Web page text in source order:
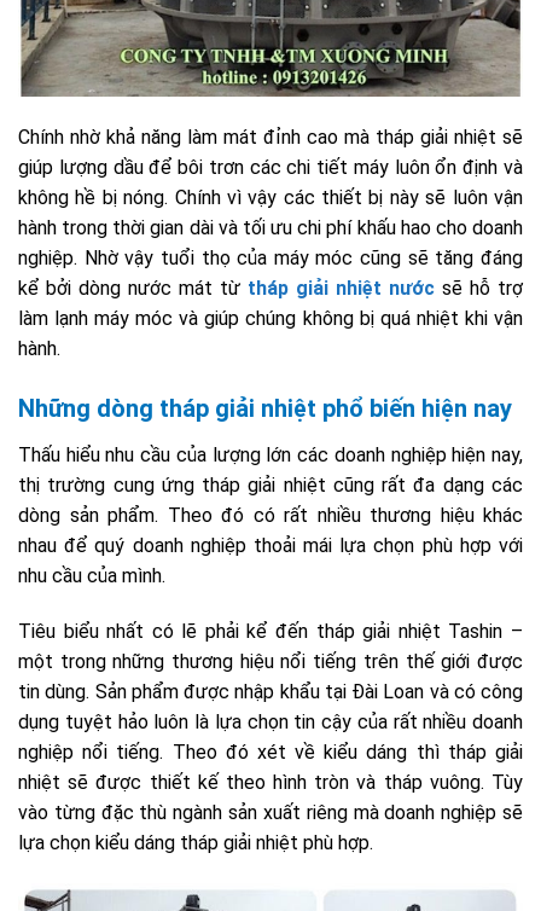
Chính nhờ khả năng làm mát đỉnh cao mà tháp giải nhiệt sẽ
giúp lượng dầu để bôi trơn các chi tiết máy luôn ổn định và
không hề bị nóng. Chính vì vậy các thiết bị này sẽ luôn vận
hành trong thời gian dài và tối ưu chi phí khấu hao cho doanh
nghiệp. Nhờ vậy tuổi thọ của máy móc cũng sẽ tăng đáng
kể bởi dòng nước mát từ tháp giải nhiệt nước sẽ hỗ trợ
làm lạnh máy móc và giúp chúng không bị quá nhiệt khi vận
hành.
Những dòng tháp giải nhiệt phổ biến hiện nay
Thấu hiểu nhu cầu của lượng lớn các doanh nghiệp hiện nay,
thị trường cung ứng tháp giải nhiệt cũng rất đa dạng các
dòng sản phẩm. Theo đó có rất nhiều thương hiệu khác
nhau để quý doanh nghiệp thoải mái lựa chọn phù hợp với
nhu cầu của mình.
Tiêu biểu nhất có lẽ phải kể đến tháp giải nhiệt Tashin –
một trong những thương hiệu nổi tiếng trên thế giới được
tin dùng. Sản phẩm được nhập khẩu tại Đài Loan và có công
dụng tuyệt hảo luôn là lựa chọn tin cậy của rất nhiều doanh
nghiệp nổi tiếng. Theo đó xét về kiểu dáng thì tháp giải
nhiệt sẽ được thiết kế theo hình tròn và tháp vuông. Tùy
vào từng đặc thù ngành sản xuất riêng mà doanh nghiệp sẽ
lựa chọn kiểu dáng tháp giải nhiệt phù hợp.